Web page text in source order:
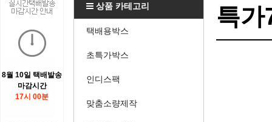
8월 10일 택배발송
마감시간
17시 00분
상품 카테고리
택배용박스
초특가박스
인디스팩
맞춤소량제작
특